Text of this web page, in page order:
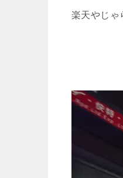
楽天やじゃ